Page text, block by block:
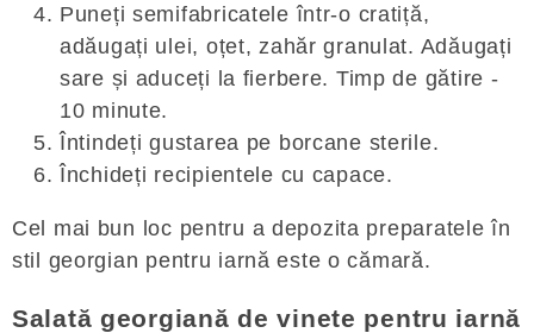
Puneți semifabricatele într-o cratiță,
adăugați ulei, oțet, zahăr granulat. Adăugați
sare și aduceți la fierbere. Timp de gătire -
10 minute.
Întindeți gustarea pe borcane sterile.
Închideți recipientele cu capace.
Cel mai bun loc pentru a depozita preparatele în
stil georgian pentru iarnă este o cămară.
Salată georgiană de vinete pentru iarnă